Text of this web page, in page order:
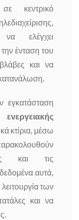
κεντρικό
ελέγχει
ένταση του
και να
κατανάλωση.
εγκατάσταση
κτίρια, μέσω
και τις
αυτά,
των
και να